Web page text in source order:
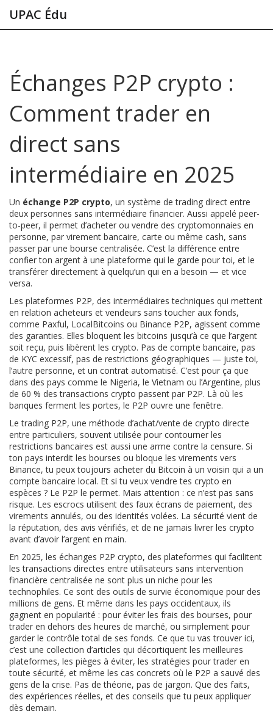
UPAC Édu
Échanges P2P crypto :
Comment trader en
direct sans
intermédiaire en 2025
Un échange P2P crypto, un système de trading direct entre
deux personnes sans intermédiaire financier. Aussi appelé peer-
to-peer, il permet d’acheter ou vendre des cryptomonnaies en
personne, par virement bancaire, carte ou même cash, sans
passer par une bourse centralisée. C’est la différence entre
confier ton argent à une plateforme qui le garde pour toi, et le
transférer directement à quelqu’un qui en a besoin — et vice
versa.
Les plateformes P2P, des intermédiaires techniques qui mettent
en relation acheteurs et vendeurs sans toucher aux fonds,
comme Paxful, LocalBitcoins ou Binance P2P, agissent comme
des garanties. Elles bloquent les bitcoins jusqu’à ce que l’argent
soit reçu, puis libèrent les crypto. Pas de compte bancaire, pas
de KYC excessif, pas de restrictions géographiques — juste toi,
l’autre personne, et un contrat automatisé. C’est pour ça que
dans des pays comme le Nigeria, le Vietnam ou l’Argentine, plus
de 60 % des transactions crypto passent par P2P. Là où les
banques ferment les portes, le P2P ouvre une fenêtre.
Letrading P2P, une méthode d’achat/vente de crypto directe
entre particuliers, souvent utilisée pour contourner les
restrictions bancaires est aussi une arme contre la censure. Si
ton pays interdit les bourses ou bloque les virements vers
Binance, tu peux toujours acheter du Bitcoin à un voisin qui a un
compte bancaire local. Et si tu veux vendre tes crypto en
espèces ? Le P2P le permet. Mais attention : ce n’est pas sans
risque. Les escrocs utilisent des faux écrans de paiement, des
virements annulés, ou des identités volées. La sécurité vient de
la réputation, des avis vérifiés, et de ne jamais livrer les crypto
avant d’avoir l’argent en main.
En 2025, les échanges P2P crypto, des plateformes qui facilitent
les transactions directes entre utilisateurs sans intervention
financière centralisée ne sont plus un niche pour les
technophiles. Ce sont des outils de survie économique pour des
millions de gens. Et même dans les pays occidentaux, ils
gagnent en popularité : pour éviter les frais des bourses, pour
trader en dehors des heures de marché, ou simplement pour
garder le contrôle total de ses fonds. Ce que tu vas trouver ici,
c’est une collection d’articles qui décortiquent les meilleures
plateformes, les pièges à éviter, les stratégies pour trader en
toute sécurité, et même les cas concrets où le P2P a sauvé des
gens de la crise. Pas de théorie, pas de jargon. Que des faits,
des expériences réelles, et des conseils que tu peux appliquer
dès demain.